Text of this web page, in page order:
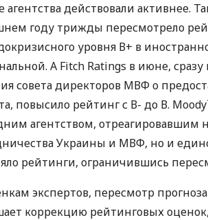
агентства действовали активнее.
году трижды пересмотрело
уровня В+ в
А Fitch Ratings в июне,
совета директоров МВФ о
повысило рейтинг с В- до В.
агентством, отреагировавшим
Украины и МВФ, но и
рейтинги, ограничившись
экспертов, пересмотр
коррекцию рейтинговых